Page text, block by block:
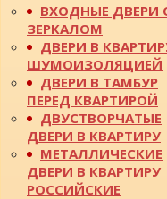
ВХОДНЫЕ ДВЕРИ
ЗЕРКАЛОМ
ДВЕРИ В
ШУМОИЗОЛЯЦИЕЙ
ДВЕРИ В ТАМБУР
ПЕРЕД КВАРТИРОЙ
ДВУСТВОРЧАТЫЕ
ДВЕРИ В КВАРТИРУ
МЕТАЛЛИЧЕСКИЕ
ДВЕРИ В КВАРТИРУ
РОССИЙСКИЕ